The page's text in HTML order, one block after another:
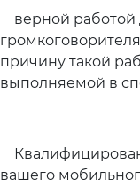
верной работой
причину такой
выполняемой в
вашего